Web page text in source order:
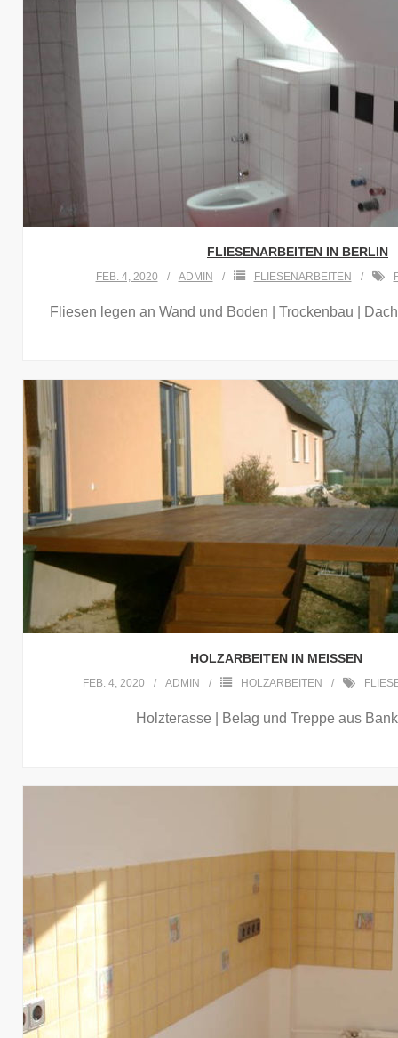
FLIESENARBEITEN IN BERLIN
FEB. 4, 2020 ADMIN FLIESENARBEITEN
Fliesen legen an Wand und Boden | Trockenbau |
HOLZARBEITEN IN MEISSEN
FEB. 4, 2020 ADMIN HOLZARBEITEN
Holzterasse | Belag und Treppe aus